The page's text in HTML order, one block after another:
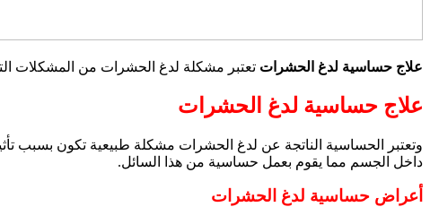
علاج حساسية لدغ الحشرات تعتبر مشكلة لدغ الحشرات من المشكلات
علاج حساسية لدغ الحشرات
وتعتبر الحساسية الناتجة عن لدغ الحشرات مشكلة طبيعية تكون بسبب
داخل الجسم مما يقوم بعمل حساسية من هذا السائل.
أعراض حساسية لدغ الحشرات